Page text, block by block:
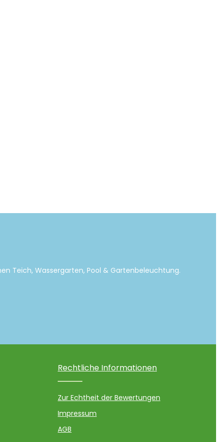
Teich, Wassergarten, Pool & Gartenbeleuchtung.
Rechtliche Informationen
Zur Echtheit der Bewertungen
Impressum
AGB